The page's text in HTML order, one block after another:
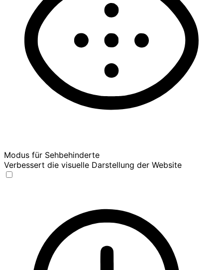
Modus für Sehbehinderte
Verbessert die visuelle Darstellung der Website